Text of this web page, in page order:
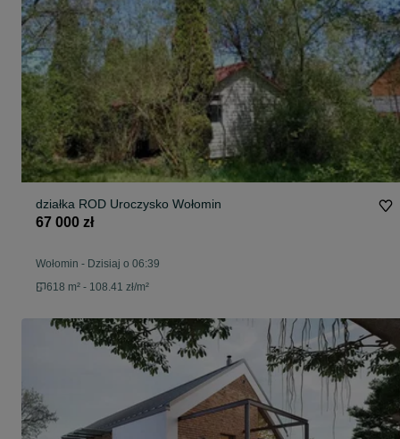
działka ROD Uroczysko Wołomin
67 000 zł
Wołomin - Dzisiaj o 06:39
618 m² - 108.41 zł/m²